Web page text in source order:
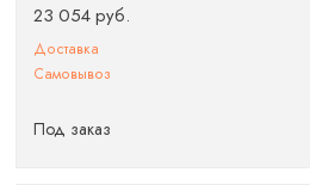
23 054 руб.
Доставка
Самовывоз
Под заказ